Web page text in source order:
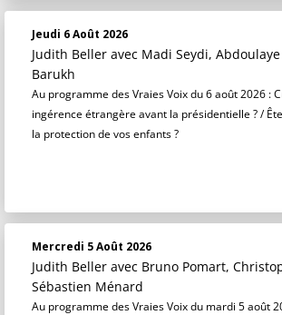
Jeudi 6 Août 2026
Judith Beller avec Madi Seydi,
Barukh
Au programme des Vraies Voix du 6 août 2026 :
ingérence étrangère avant la présidentielle ? /
la protection de vos enfants ?
Mercredi 5 Août 2026
Judith Beller avec Bruno Pomart,
Sébastien Ménard
Au programme des Vraies Voix du mardi 5 août